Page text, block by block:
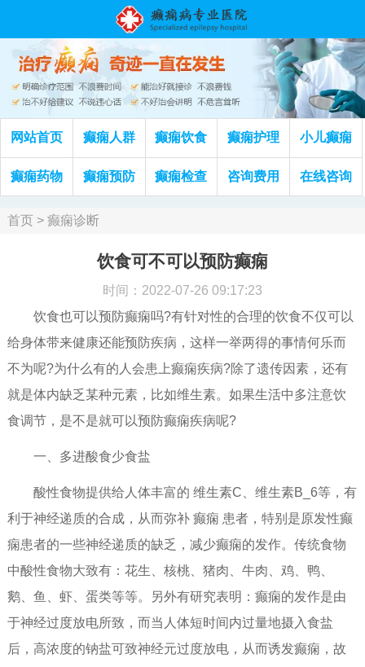
网站首页 癫痫人群 癫痫饮食 癫痫护理 小儿癫痫
癫痫药物 癫痫预防 癫痫检查 咨询费用 在线咨询
首页> 癫痫诊断
饮食可不可以预防癫痫
时间：2022-07-26 09:17:23
饮食也可以预防癫痫吗?有针对性的合理的饮食不仅可以
给身体带来健康还能预防疾病，这样一举两得的事情何乐而
不为呢?为什么有的人会患上癫痫疾病?除了遗传因素，还有
就是体内缺乏某种元素，比如维生素。如果生活中多注意饮
食调节，是不是就可以预防癫痫疾病呢?
一、多进酸食少食盐
酸性食物提供给人体丰富的 维生素C、维生素B_6等，有
利于神经递质的合成，从而弥补 癫痫 患者，特别是原发性癫
痫患者的一些神经递质的缺乏，减少癫痫的发作。传统食物
中酸性食物大致有：花生、核桃、猪肉、牛肉、鸡、鸭、
鹅、鱼、虾、蛋类等等。另外有研究表明：癫痫的发作是由
于神经过度放电所致，而当人体短时间内过量地摄入食盐
后，高浓度的钠盐可致神经元过度放电，从而诱发癫痫，故